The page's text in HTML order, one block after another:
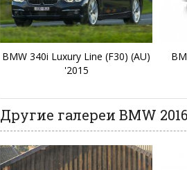
BMW 340i Luxury Line (F30) (AU)
'2015
Другие галереи BMW